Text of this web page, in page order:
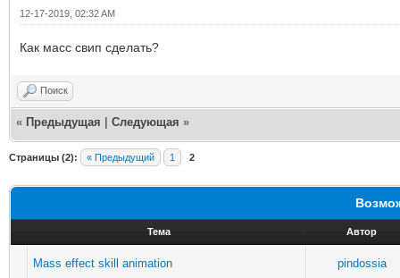
12-17-2019, 02:32 AM
Как масс свип сделать?
Поиск
« Предыдущая Следующая »
Страницы (2): « Предыдущий 1 2
Тема Автор
Mass effect skill animation pindossia